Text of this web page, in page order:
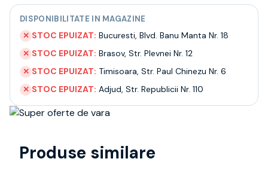
Termeni si conditii
Politica de confidentialitate
Intrebari frecvente
DISPONIBILITATE IN MAGAZINE
✕ STOC EPUIZAT: Bucuresti, Blvd. Banu Manta Nr. 18
✕ STOC EPUIZAT: Brasov, Str. Plevnei Nr. 12
✕ STOC EPUIZAT: Timisoara, Str. Paul Chinezu Nr. 6
✕ STOC EPUIZAT: Adjud, Str. Republicii Nr. 110
Produse similare